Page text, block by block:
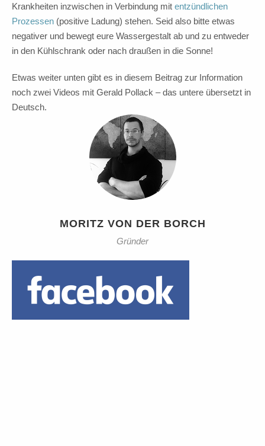
Krankheiten inzwischen in Verbindung mit entzündlichen
Prozessen (positive Ladung) stehen. Seid also bitte etwas
negativer und bewegt eure Wassergestalt ab und zu entweder
in den Kühlschrank oder nach draußen in die Sonne!
Etwas weiter unten gibt es in diesem Beitrag zur Information
noch zwei Videos mit Gerald Pollack – das untere übersetzt in
Deutsch.
MORITZ VON DER BORCH
Gründer